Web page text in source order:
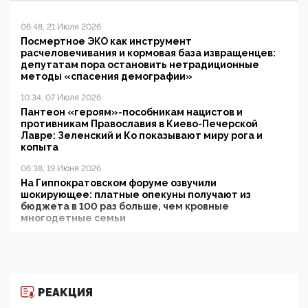
06:48, 21 Июля 2026
Посмертное ЭКО как инструмент
расчеловечивания и кормовая база извращенцев:
депутатам пора остановить нетрадиционные
методы «спасения демографии»
10:34, 07 Июля 2026
Пантеон «героям»-пособникам нацистов и
противникам Православия в Киево-Печерской
Лавре: Зеленский и Ко показывают миру рога и
копыта
06:38, 19 Июня 2026
На Гиппократовском форуме озвучили
шокирующее: платные опекуны получают из
бюджета в 100 раз больше, чем кровные
многодетные семьи
11:53, 09 Июня 2026
РЕАКЦИЯ